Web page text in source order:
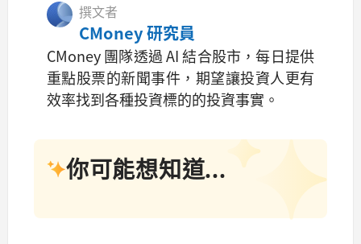
撰文者
CMoney 研究員
CMoney 團隊透過 AI 結合股市，每日提供
重點股票的新聞事件，期望讓投資人更有
效率找到各種投資標的的投資事實。
你可能想知道...